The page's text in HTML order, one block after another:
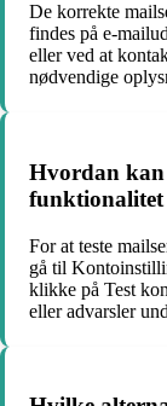
De korrekte
findes på e-
eller ved at
nødvendige
Hvordan kan
funktionalitet
For at teste
gå til
klikke på Test
eller advarsler